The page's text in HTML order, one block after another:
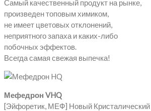
Самый качественный продукт на рынке,
произведен топовым химиком,
не имеет цветовых отклонений,
неприятного запаха и каких-либо
побочных эффектов.
Всегда самая свежая выпечка!
Мефедрон VHQ
[Эйфоретик, МЕФ] Новый